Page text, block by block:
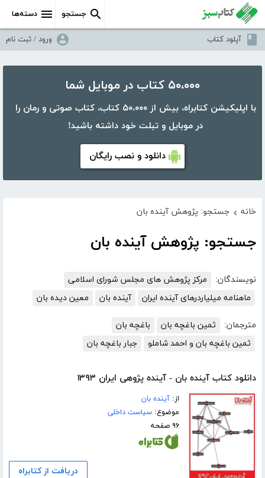
دسته‌ها جستجو
آپلود کتاب ورود / ثبت نام
۵۰،۰۰۰ کتاب در موبایل شما
با اپلیکیشن کتابراه، بیش از ۵۰،۰۰۰ کتاب، کتاب صوتی و رمان را
در موبایل و تبلت خود داشته باشید!
دانلود و نصب رایگان
خانه › جستجو: پژوهش آینده بان
جستجو: پژوهش آینده بان
نویسندگان:
مرکز پژوهش های مجلس شورای اسلامی
ماهنامه میلیاردرهای آینده ایران
آینده بان معین دیده بان
مترجمان: ثمین باغچه بان
باغچه بان
ثمین باغچه بان و احمد شاملو
جبار باغچه بان
دانلود کتاب آینده بان - آینده پژوهی ایران ۱۳۹۳
از:آینده بان
موضوع:سیاست داخلی
۹۶ صفحه
دریافت از کتابراه